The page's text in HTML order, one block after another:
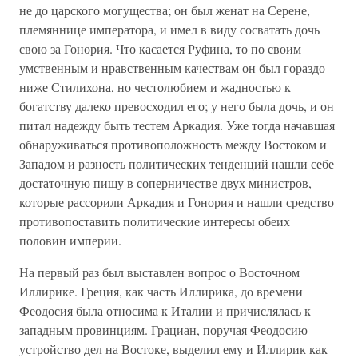
не до царского могущества; он был женат на Серене,
племяннице императора, и имел в виду сосватать дочь
свою за Гонория. Что касается Руфина, то по своим
умственным и нравственным качествам он был гораздо
ниже Стилихона, но честолюбием и жадностью к
богатству далеко превосходил его; у него была дочь, и он
питал надежду быть тестем Аркадия. Уже тогда начавшая
обнаруживаться противоположность между Востоком и
Западом и разность политических тенденций нашли себе
достаточную пищу в соперничестве двух министров,
которые рассорили Аркадия и Гонория и нашли средство
противопоставить политические интересы обеих
половин империи.
На первый раз был выставлен вопрос о Восточном
Иллирике. Греция, как часть Иллирика, до времени
Феодосия была относима к Италии и причислялась к
западным провинциям. Грациан, поручая Феодосию
устройство дел на Востоке, выделил ему и Иллирик как